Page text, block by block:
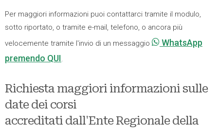
Per maggiori informazioni puoi contattarci tramite il modulo,
sotto riportato, o tramite e-mail, telefono, o ancora più
velocemente tramite l'invio di un messaggio
WhatsApp
premendo QUI.
Richiesta maggiori informazioni sulle
date dei corsi
accreditati dall'Ente Regionale della